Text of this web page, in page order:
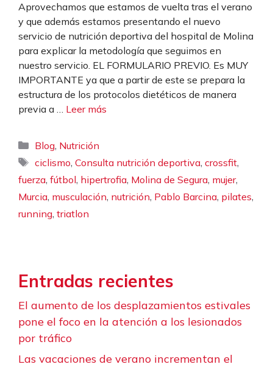
Aprovechamos que estamos de vuelta tras el verano
y que además estamos presentando el nuevo
servicio de nutrición deportiva del hospital de Molina
para explicar la metodología que seguimos en
nuestro servicio. EL FORMULARIO PREVIO. Es MUY
IMPORTANTE ya que a partir de este se prepara la
estructura de los protocolos dietéticos de manera
previa a … Leer más
Categorías
Blog, Nutrición
Etiquetas
ciclismo,Consulta nutrición deportiva,crossfit,
fuerza, fútbol, hipertrofia, Molina de Segura, mujer,
Murcia, musculación, nutrición, Pablo Barcina, pilates,
running, triatlon
Entradas recientes
El aumento de los desplazamientos estivales
pone el foco en la atención a los lesionados
por tráfico
Las vacaciones de verano incrementan el